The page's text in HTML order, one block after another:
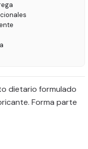
dietario formulado
Forma parte